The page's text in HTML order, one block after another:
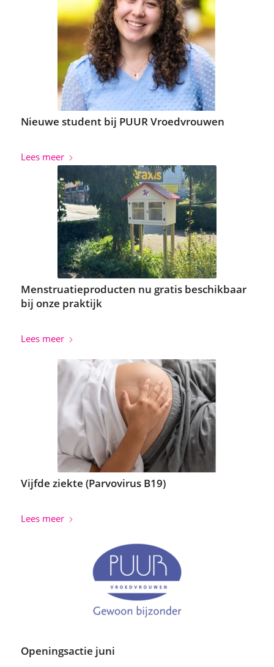
Nieuwe student bij PUUR Vroedvrouwen
Lees meer
Menstruatieproducten nu gratis beschikbaar
bij onze praktijk
Lees meer
Vijfde ziekte (Parvovirus B19)
Lees meer
Openingsactie juni